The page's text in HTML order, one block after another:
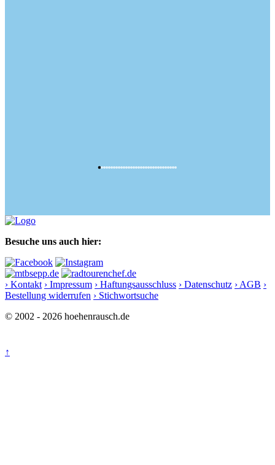
Besuche uns auch hier:
› Kontakt › Impressum › Haftungsausschluss › Datenschutz › AGB ›
Bestellung widerrufen › Stichwortsuche
© 2002 - 2026 hoehenrausch.de
↑